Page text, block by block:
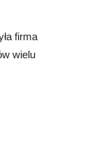
firma
wielu